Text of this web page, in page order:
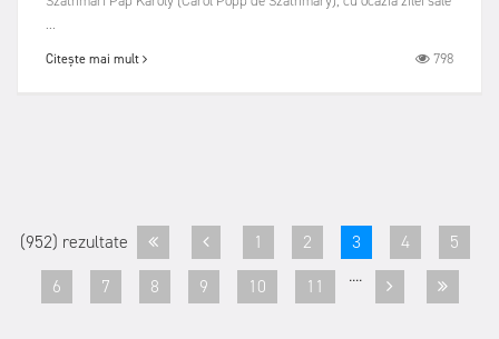
...
Citește mai mult 798
(952) rezultate 1 2 3 4
5
6
7 8 9 10 11 ....